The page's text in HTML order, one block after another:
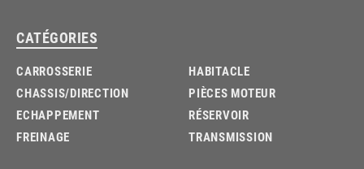
CATÉGORIES
CARROSSERIE
CHASSIS/DIRECTION
ECHAPPEMENT
FREINAGE
HABITACLE
PIÈCES MOTEUR
RÉSERVOIR
TRANSMISSION